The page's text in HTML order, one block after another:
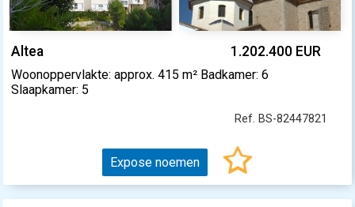
Altea 1.202.400 EUR
Woonoppervlakte: approx. 415 m² Badkamer: 6
Slaapkamer: 5
Ref. BS-82447821
Expose noemen